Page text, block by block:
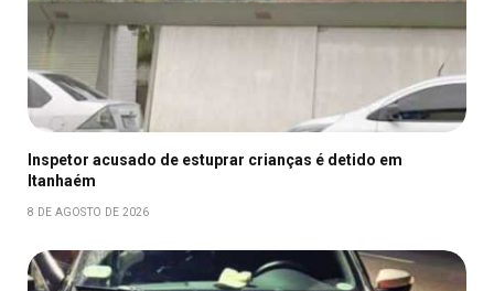
Inspetor acusado de estuprar crianças é detido em
Itanhaém
8 DE AGOSTO DE 2026